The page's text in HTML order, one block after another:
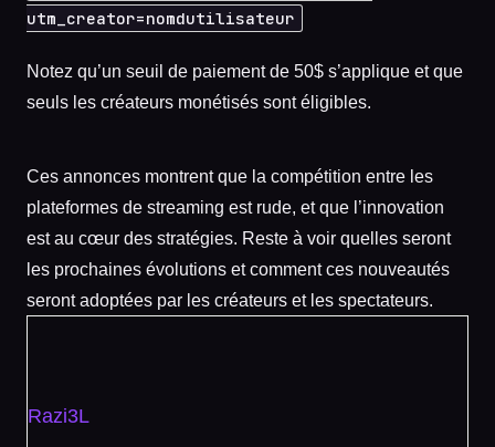
utm_creator=nomdutilisateur
Notez qu’un seuil de paiement de 50$ s’applique et que
seuls les créateurs monétisés sont éligibles.
Ces annonces montrent que la compétition entre les
plateformes de streaming est rude, et que l’innovation
est au cœur des stratégies. Reste à voir quelles seront
les prochaines évolutions et comment ces nouveautés
seront adoptées par les créateurs et les spectateurs.
Razi3L